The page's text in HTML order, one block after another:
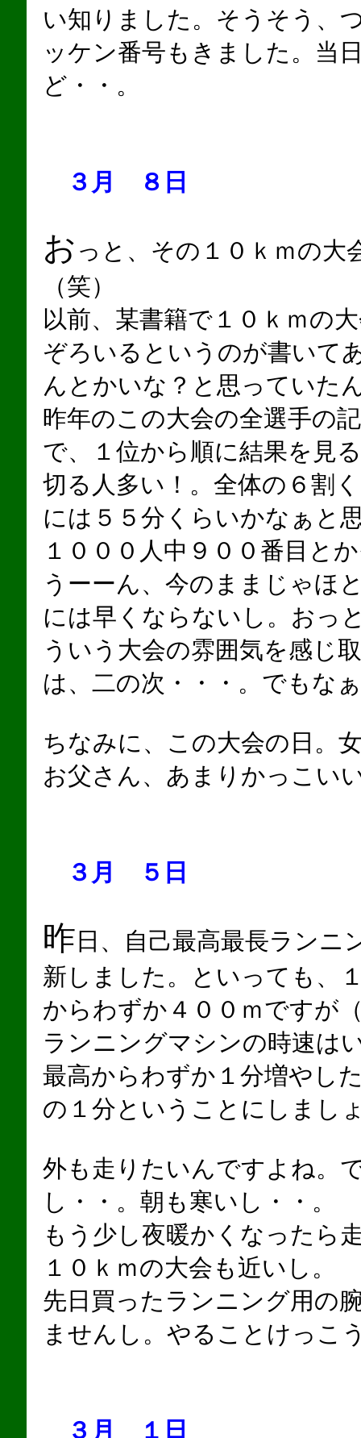
い知りました。そうそう、
ッケン番号もきました。当
ど・・。
３月 ８日
お っと、その１０ｋｍの大
（笑）
以前、某書籍で１０ｋｍの
ぞろいるというのが書いて
んとかいな？と思っていた
昨年のこの大会の全選手の
で、１位から順に結果を見
切る人多い！。全体の６割
には５５分くらいかなぁと
１０００人中９００番目と
うーーん、今のままじゃほ
には早くならないし。おっ
ういう大会の雰囲気を感じ
は、二の次・・・。でもな
ちなみに、この大会の日。
お父さん、あまりかっこい
３月 ５日
昨 日、自己最高最長ランニ
新しました。といっても、
からわずか４００ｍですが
ランニングマシンの時速は
最高からわずか１分増やし
の１分ということにしまし
外も走りたいんですよね。
し・・。朝も寒いし・・。
もう少し夜暖かくなったら
１０ｋｍの大会も近いし。
先日買ったランニング用の
ませんし。やることけっこ
３月 １日